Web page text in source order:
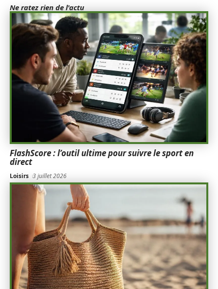
Ne ratez rien de l'actu
FlashScore : l’outil ultime pour suivre le sport en
direct
Loisirs 3 juillet 2026